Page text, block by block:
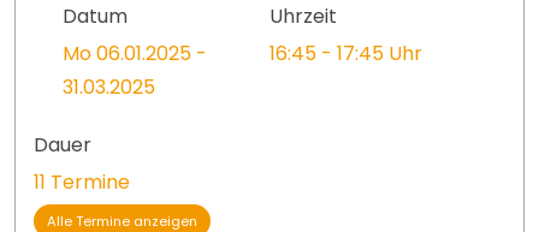
Datum
Mo 06.01.2025 -
31.03.2025
Uhrzeit
16:45 - 17:45 Uhr
Dauer
11 Termine
Alle Termine anzeigen